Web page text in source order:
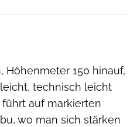
Höhenmeter 150 hinauf,
technisch leicht
auf markierten
wo man sich stärken